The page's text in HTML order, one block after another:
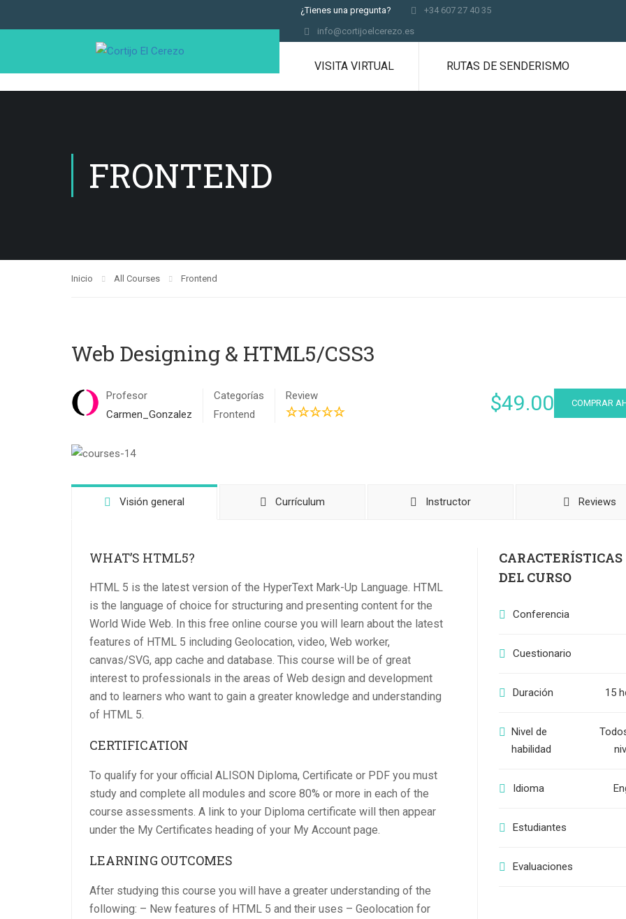
¿Tienes una pregunta?
+34 607 27 40 35
info@cortijoelcerezo.es
VISITA VIRTUAL RUTAS DE SENDERISMO
FRONTEND
Inicio All Courses Frontend
Web Designing & HTML5/CSS3
Profesor
Carmen_Gonzalez
Categorías
Frontend
Review $49.00 COMPRAR
Visión general Currículum Instructor Reviews
WHAT’S HTML5?
HTML 5 is the latest version of the HyperText Mark-Up Language. HTML
is the language of choice for structuring and presenting content for the
World Wide Web. In this free online course you will learn about the latest
features of HTML 5 including Geolocation, video, Web worker,
canvas/SVG, app cache and database. This course will be of great
interest to professionals in the areas of Web design and development
and to learners who want to gain a greater knowledge and understanding
of HTML 5.
CERTIFICATION
To qualify for your official ALISON Diploma, Certificate or PDF you must
study and complete all modules and score 80% or more in each of the
course assessments. A link to your Diploma certificate will then appear
under the My Certificates heading of your My Account page.
LEARNING OUTCOMES
After studying this course you will have a greater understanding of the
following: – New features of HTML 5 and their uses – Geolocation for
CARACTERÍSTICAS
DEL CURSO
Conferencia
Cuestionario
Duración 15
Nivel de
habilidad
Idioma
Estudiantes
Evaluaciones